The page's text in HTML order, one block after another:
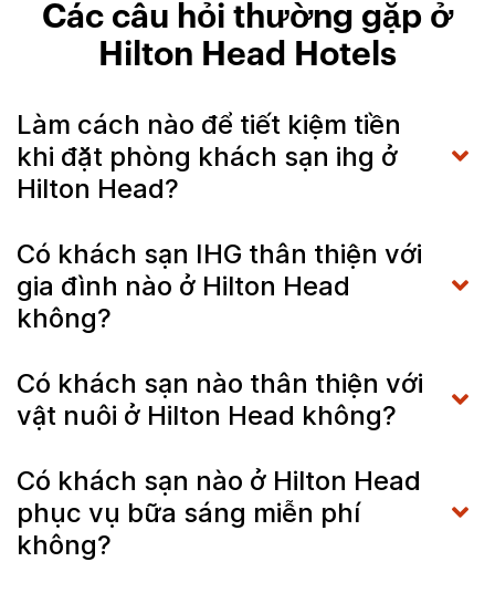
Các câu hỏi thường gặp ở
Hilton Head Hotels
Làm cách nào để tiết kiệm tiền
khi đặt phòng khách sạn ihg ở
Hilton Head?
Có khách sạn IHG thân thiện với
gia đình nào ở Hilton Head
không?
Có khách sạn nào thân thiện với
vật nuôi ở Hilton Head không?
Có khách sạn nào ở Hilton Head
phục vụ bữa sáng miễn phí
không?